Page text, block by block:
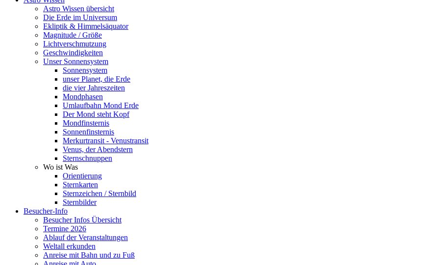
Astro Wissen übersicht
Die Erde im Universum
Ekliptik & Himmelsäquator
Magnitude / Größe
Lichtverschmutzung
Geschwindigkeiten
Unser Sonnensystem
Sonnensystem
unser Planet, die Erde
die vier Jahreszeiten
Mondphasen
Umlaufbahn Mond Erde
Der Mond steht Kopf
Mondfinsternis
Sonnenfinsternis
Merkurtransit - Venustransit
Venus, der Abendstern
Sternschnuppen
Wo ist Was
Orientierung
Sternkarten
Sternzeichen / Sternbild
Sternbilder
Besucher-Info
Besucher Infos Übersicht
Termine 2026
Ablauf der Veranstaltungen
Weltall erkunden
Anreise mit Bahn und zu Fuß